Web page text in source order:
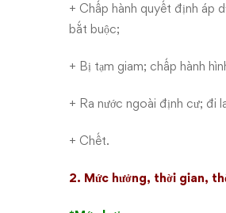
+ Chấp hành quyết định áp
bắt buộc;
+ Bị tạm giam; chấp hành
+ Ra nước ngoài định cư; đi
+ Chết.
2. Mức hưởng, thời gian,